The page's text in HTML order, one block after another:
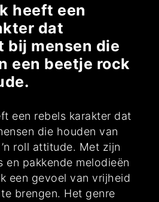
heeft een
dat
bij mensen die
een beetje rock
een rebels karakter dat
die houden van
roll attitude. Met zijn
en pakkende melodieën
een gevoel van vrijheid
brengen. Het genre